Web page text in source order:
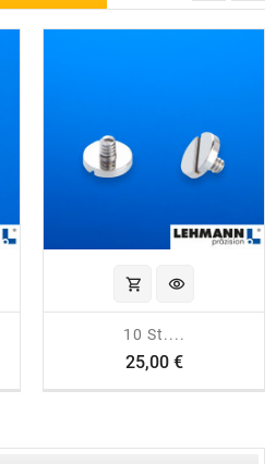
shopping_cart visibility
10 St....
25,00 €Preis